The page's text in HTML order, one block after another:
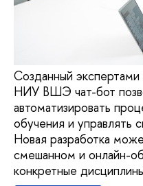
Созданный
НИУ ВШЭ чат-бот
автоматизировать
обучения и управлять
Новая разработка
смешанном и онлайн-
конкретные